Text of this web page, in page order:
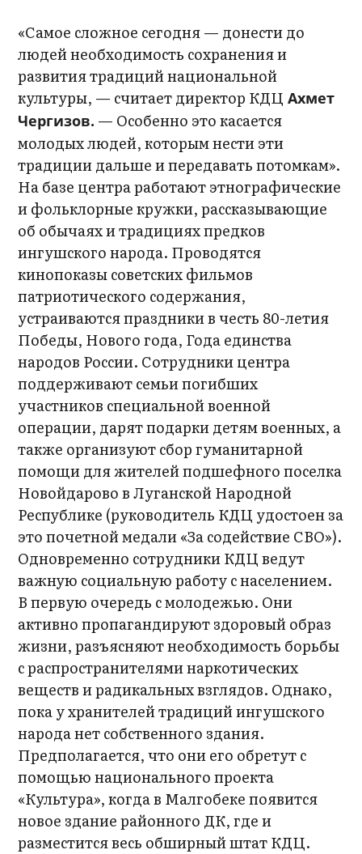
«Самое сложное сегодня — донести до
людей необходимость сохранения и
развития традиций национальной
культуры, — считает директор КДЦ Ахмет
Чергизов. — Особенно это касается
молодых людей, которым нести эти
традиции дальше и передавать потомкам».
На базе центра работают этнографические
и фольклорные кружки, рассказывающие
об обычаях и традициях предков
ингушского народа. Проводятся
кинопоказы советских фильмов
патриотического содержания,
устраиваются праздники в честь 80-летия
Победы, Нового года, Года единства
народов России. Сотрудники центра
поддерживают семьи погибших
участников специальной военной
операции, дарят подарки детям военных, а
также организуют сбор гуманитарной
помощи для жителей подшефного поселка
Новойдарово в Луганской Народной
Республике (руководитель КДЦ удостоен за
это почетной медали «За содействие СВО»).
Одновременно сотрудники КДЦ ведут
важную социальную работу с населением.
В первую очередь с молодежью. Они
активно пропагандируют здоровый образ
жизни, разъясняют необходимость борьбы
с распространителями наркотических
веществ и радикальных взглядов. Однако,
пока у хранителей традиций ингушского
народа нет собственного здания.
Предполагается, что они его обретут с
помощью национального проекта
«Культура», когда в Малгобеке появится
новое здание районного ДК, где и
разместится весь обширный штат КДЦ.